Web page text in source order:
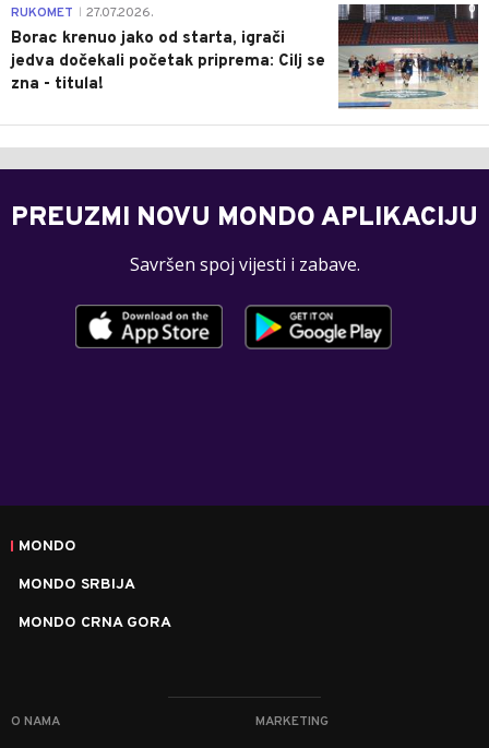
0
RUKOMET 27.07.2026.
Borac krenuo jako od starta, igrači
jedva dočekali početak priprema: Cilj se
zna - titula!
PREUZMI NOVU MONDO APLIKACIJU
Savršen spoj vijesti i zabave.
MONDO
MONDO SRBIJA
MONDO CRNA GORA
O NAMA MARKETING